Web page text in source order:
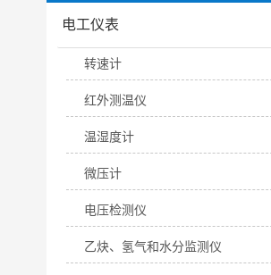
电工仪表
转速计
红外测温仪
温湿度计
微压计
电压检测仪
乙炔、氢气和水分监测仪